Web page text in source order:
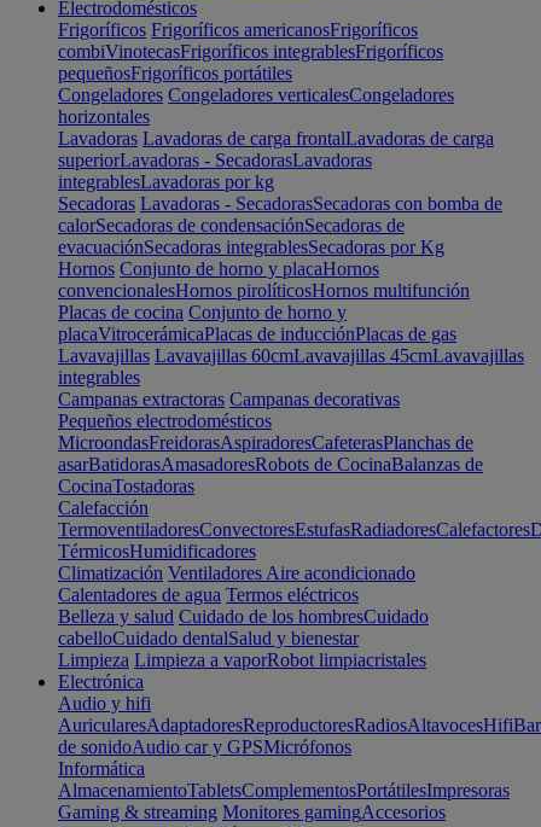
Electrodomésticos
Frigoríficos Frigoríficos americanosFrigoríficos
combiVinotecasFrigoríficos integrablesFrigoríficos
pequeñosFrigoríficos portátiles
Congeladores Congeladores verticalesCongeladores
horizontales
Lavadoras Lavadoras de carga frontalLavadoras de carga
superiorLavadoras - SecadorasLavadoras
integrablesLavadoras por kg
Secadoras Lavadoras - SecadorasSecadoras con bomba de
calorSecadoras de condensaciónSecadoras de
evacuaciónSecadoras integrablesSecadoras por Kg
Hornos Conjunto de horno y placaHornos
convencionalesHornos pirolíticosHornos multifunción
Placas de cocina Conjunto de horno y
placaVitrocerámicaPlacas de inducciónPlacas de gas
Lavavajillas Lavavajillas 60cmLavavajillas 45cmLavavajillas
integrables
Campanas extractoras Campanas decorativas
Pequeños electrodomésticos
MicroondasFreidorasAspiradoresCafeterasPlanchas de
asarBatidorasAmasadoresRobots de CocinaBalanzas de
CocinaTostadoras
Calefacción
TermoventiladoresConvectoresEstufasRadiadoresCalefactores
TérmicosHumidificadores
Climatización Ventiladores Aire acondicionado
Calentadores de agua Termos eléctricos
Belleza y salud Cuidado de los hombresCuidado
cabelloCuidado dentalSalud y bienestar
Limpieza Limpieza a vaporRobot limpiacristales
Electrónica
Audio y hifi
AuricularesAdaptadoresReproductoresRadiosAltavocesHifi
de sonidoAudio car y GPSMicrófonos
Informática
AlmacenamientoTabletsComplementosPortátilesImpresoras
Gaming & streaming Monitores gamingAccesorios